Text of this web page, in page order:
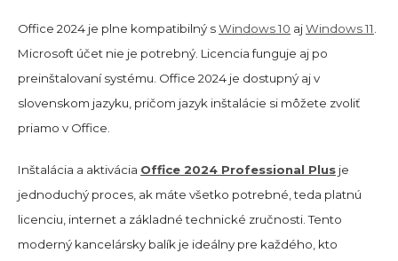
Office 2024 je plne kompatibilný sWindows 10 ajWindows 11
Microsoft účet nie je potrebný. Licencia funguje aj po
preinštalovaní systému. Office 2024 je dostupný aj v
slovenskom jazyku, pričom jazyk inštalácie si môžete zvoliť
priamo v Office.
Inštalácia a aktivácia Office 2024 Professional Plus je
jednoduchý proces, ak máte všetko potrebné, teda platnú
licenciu, internet a základné technické zručnosti. Tento
moderný kancelársky balík je ideálny pre každého, kto